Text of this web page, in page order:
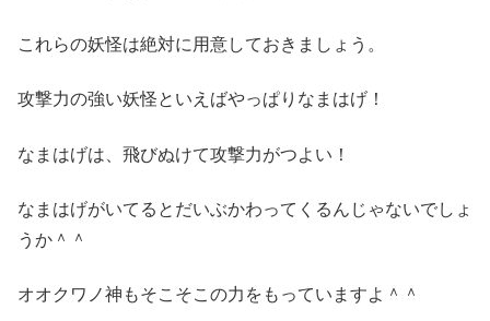
これらの妖怪は絶対に用意しておきましょう。
攻撃力の強い妖怪といえばやっぱりなまはげ！
なまはげは、飛びぬけて攻撃力がつよい！
なまはげがいてるとだいぶかわってくるんじゃないでしょ
うか＾＾
オオクワノ神もそこそこの力をもっていますよ＾＾